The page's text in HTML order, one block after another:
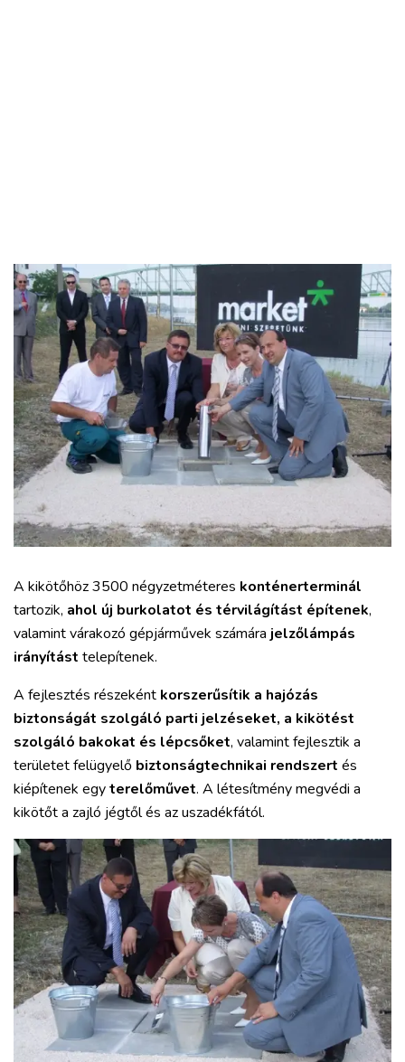
A kikötőhöz 3500 négyzetméteres konténerterminál
tartozik, ahol új burkolatot és térvilágítást építenek,
valamint várakozó gépjárművek számára jelzőlámpás
irányítást telepítenek.
A fejlesztés részeként korszerűsítik a hajózás
biztonságát szolgáló parti jelzéseket, a kikötést
szolgáló bakokat és lépcsőket, valamint fejlesztik a
területet felügyelő biztonságtechnikai rendszert és
kiépítenek egyterelőművet. A létesítmény megvédi a
kikötőt a zajló jégtől és az uszadékfától.